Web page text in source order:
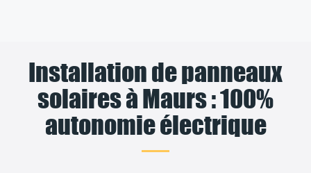
Installation de panneaux
solaires à Maurs : 100%
autonomie électrique